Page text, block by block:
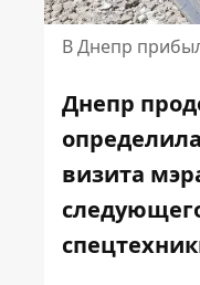
В Днепр
Днепр
визита